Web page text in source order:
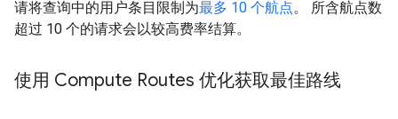
请将查询中的用户条目限制为最多 10 个航点。 所含航点数
超过 10 个的请求会以较高费率结算。
使用 Compute Routes 优化获取最佳路线